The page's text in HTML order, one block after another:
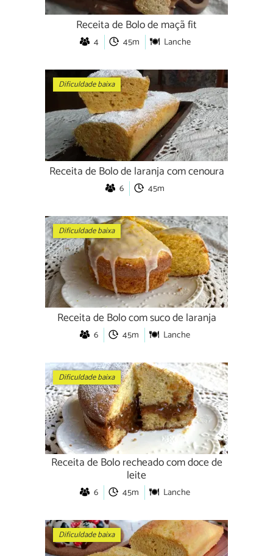
Receita de Bolo de maçã fit
4 45m Lanche
Dificuldade baixa
Receita de Bolo de laranja com cenoura
6 45m
Dificuldade baixa
Receita de Bolo com suco de laranja
6 45m Lanche
Dificuldade baixa
Receita de Bolo recheado com doce de
leite
6 45m Lanche
Dificuldade baixa